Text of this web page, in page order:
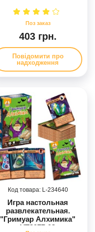
403 грн.
Повідомити про
надходження
234640
Игра настольная
развлекательная.
"Гримуар Алхимика"
VT8077-08